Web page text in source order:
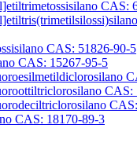
CAS:
CAS: 51826-90-5
CAS: 15267-95-5
CAS:
CAS: 18170-89-3